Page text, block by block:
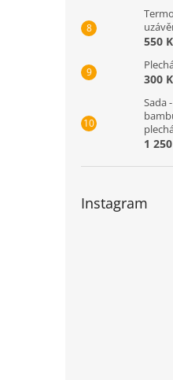
550
300
Sada
1
Instagram